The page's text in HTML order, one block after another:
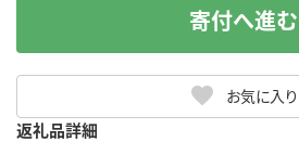
お気に入り
寄付へ進む
返礼品詳細